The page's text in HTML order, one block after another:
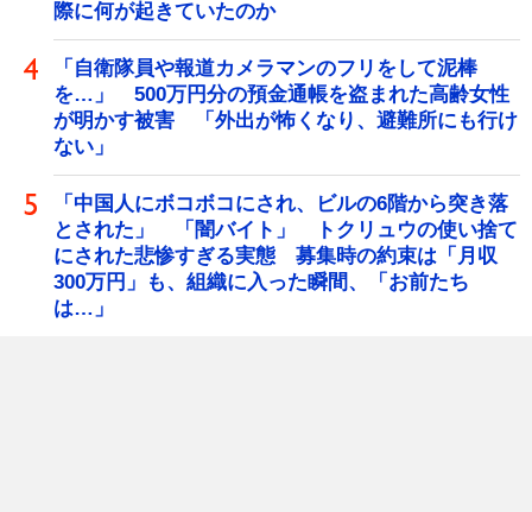
際に何が起きていたのか
「自衛隊員や報道カメラマンのフリをして泥棒
を…」 500万円分の預金通帳を盗まれた高齢女性
が明かす被害 「外出が怖くなり、避難所にも行け
ない」
「中国人にボコボコにされ、ビルの6階から突き落
とされた」 「闇バイト」 トクリュウの使い捨て
にされた悲惨すぎる実態 募集時の約束は「月収
300万円」も、組織に入った瞬間、「お前たち
は…」